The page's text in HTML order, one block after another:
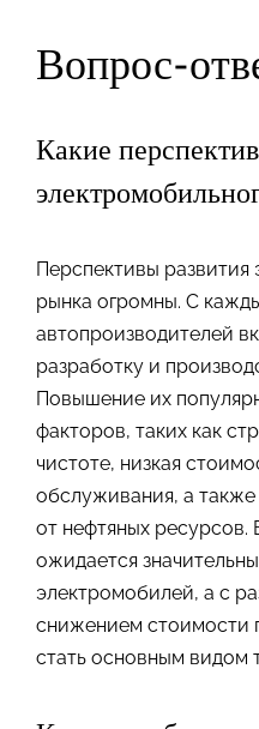
Вопрос-
Какие
Перспективы развития
рынка огромны. С
автопроизводителей
разработку и
Повышение их
факторов, таких как
чистоте, низкая
обслуживания, а
от нефтяных
ожидается
электромобилей, а с
снижением стоимости
стать основным видом